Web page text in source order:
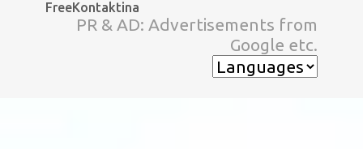
スキップしてメイン コンテンツに移動
FreeKontaktina
PR & AD: Advertisements from
Google etc.